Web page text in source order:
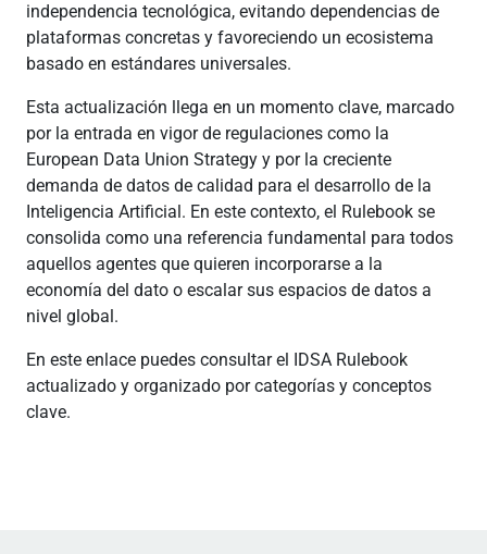
independencia tecnológica, evitando dependencias de
plataformas concretas y favoreciendo un ecosistema
basado en estándares universales.
Esta actualización llega en un momento clave, marcado
por la entrada en vigor de regulaciones como la
European Data Union Strategy y por la creciente
demanda de datos de calidad para el desarrollo de la
Inteligencia Artificial. En este contexto, el Rulebook se
consolida como una referencia fundamental para todos
aquellos agentes que quieren incorporarse a la
economía del dato o escalar sus espacios de datos a
nivel global.
En este enlace puedes consultar el IDSA Rulebook
actualizado y organizado por categorías y conceptos
clave.